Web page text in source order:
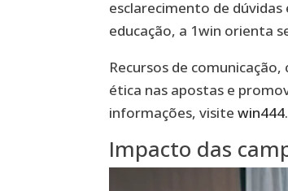
esclarecimento de
educação, a 1win orienta
Recursos de
ética nas apostas e
informações, visitewin444.
Impacto das